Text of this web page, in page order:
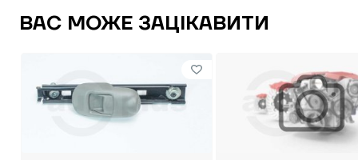
ВАС МОЖЕ ЗАЦІКАВИТИ